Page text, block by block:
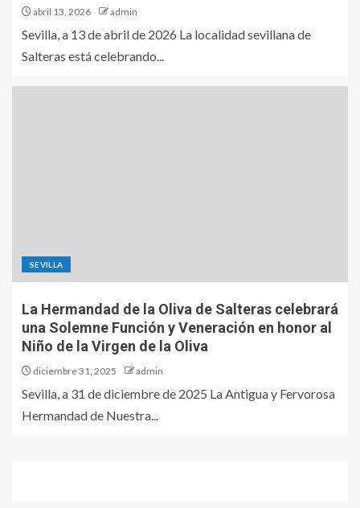
abril 13, 2026 admin
Sevilla, a 13 de abril de 2026 La localidad sevillana de
Salteras está celebrando...
SEVILLA
La Hermandad de la Oliva de Salteras celebrará
una Solemne Función y Veneración en honor al
Niño de la Virgen de la Oliva
diciembre 31, 2025 admin
Sevilla, a 31 de diciembre de 2025 La Antigua y Fervorosa
Hermandad de Nuestra...